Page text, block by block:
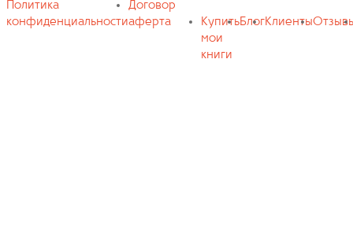
Политика
конфиденциальности
Договор
аферта
Купить
мои
книги
БлогКлиенты